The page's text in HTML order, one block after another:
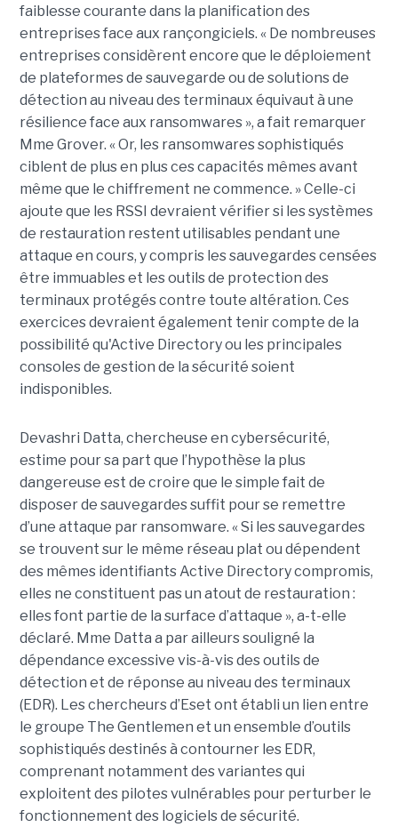
faiblesse courante dans la planification des
entreprises face aux rançongiciels. « De nombreuses
entreprises considèrent encore que le déploiement
de plateformes de sauvegarde ou de solutions de
détection au niveau des terminaux équivaut à une
résilience face aux ransomwares », a fait remarquer
Mme Grover. « Or, les ransomwares sophistiqués
ciblent de plus en plus ces capacités mêmes avant
même que le chiffrement ne commence. » Celle-ci
ajoute que les RSSI devraient vérifier si les systèmes
de restauration restent utilisables pendant une
attaque en cours, y compris les sauvegardes censées
être immuables et les outils de protection des
terminaux protégés contre toute altération. Ces
exercices devraient également tenir compte de la
possibilité qu'Active Directory ou les principales
consoles de gestion de la sécurité soient
indisponibles.
Devashri Datta, chercheuse en cybersécurité,
estime pour sa part que l’hypothèse la plus
dangereuse est de croire que le simple fait de
disposer de sauvegardes suffit pour se remettre
d’une attaque par ransomware. « Si les sauvegardes
se trouvent sur le même réseau plat ou dépendent
des mêmes identifiants Active Directory compromis,
elles ne constituent pas un atout de restauration :
elles font partie de la surface d’attaque », a-t-elle
déclaré. Mme Datta a par ailleurs souligné la
dépendance excessive vis-à-vis des outils de
détection et de réponse au niveau des terminaux
(EDR). Les chercheurs d’Eset ont établi un lien entre
le groupe The Gentlemen et un ensemble d’outils
sophistiqués destinés à contourner les EDR,
comprenant notamment des variantes qui
exploitent des pilotes vulnérables pour perturber le
fonctionnement des logiciels de sécurité.